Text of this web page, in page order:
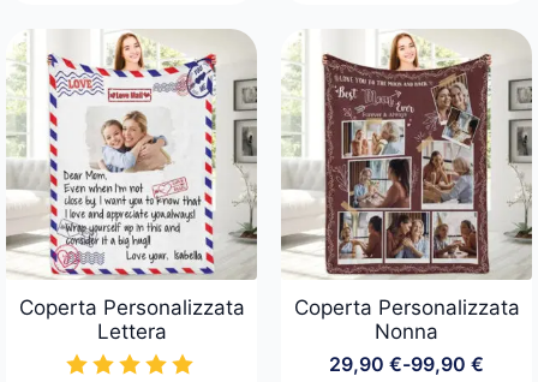
da
29,90 €
a
99,90 €
prezzo:
da
29,90 €
a
99,90 €
Coperta Personalizzata
Lettera
Coperta Personalizzata
Nonna
29,90 €-99,90 €
Fascia